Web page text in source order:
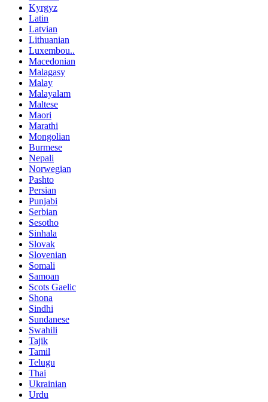
Kyrgyz
Latin
Latvian
Lithuanian
Luxembou..
Macedonian
Malagasy
Malay
Malayalam
Maltese
Maori
Marathi
Mongolian
Burmese
Nepali
Norwegian
Pashto
Persian
Punjabi
Serbian
Sesotho
Sinhala
Slovak
Slovenian
Somali
Samoan
Scots Gaelic
Shona
Sindhi
Sundanese
Swahili
Tajik
Tamil
Telugu
Thai
Ukrainian
Urdu